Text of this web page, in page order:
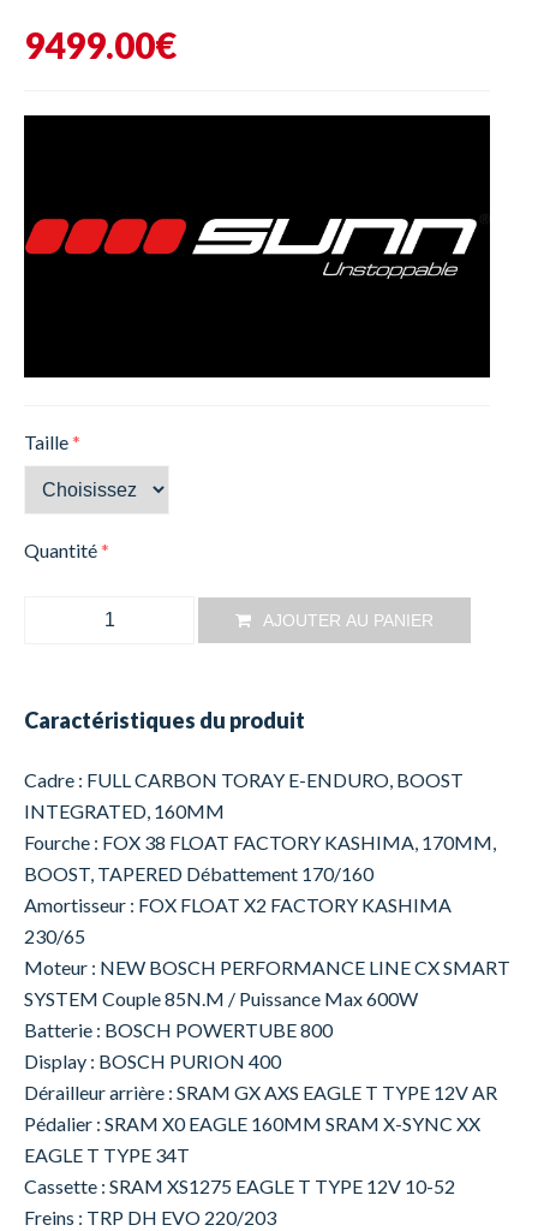
9499.00€
Taille*
Quantité*
AJOUTER AU PANIER
Caractéristiques du produit
Cadre : FULL CARBON TORAY E-ENDURO, BOOST
INTEGRATED, 160MM
Fourche : FOX 38 FLOAT FACTORY KASHIMA, 170MM,
BOOST, TAPERED Débattement 170/160
Amortisseur : FOX FLOAT X2 FACTORY KASHIMA
230/65
Moteur : NEW BOSCH PERFORMANCE LINE CX SMART
SYSTEM Couple 85N.M / Puissance Max 600W
Batterie : BOSCH POWERTUBE 800
Display : BOSCH PURION 400
Dérailleur arrière : SRAM GX AXS EAGLE T TYPE 12V AR
Pédalier : SRAM X0 EAGLE 160MM SRAM X-SYNC XX
EAGLE T TYPE 34T
Cassette : SRAM XS1275 EAGLE T TYPE 12V 10-52
Freins : TRP DH EVO 220/203